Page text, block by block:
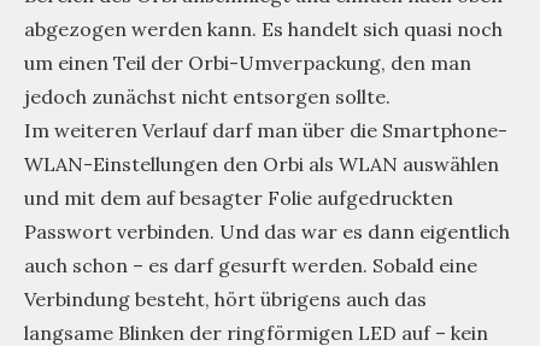
abgezogen werden kann. Es handelt sich quasi noch
um einen Teil der Orbi-Umverpackung, den man
jedoch zunächst nicht entsorgen sollte.
Im weiteren Verlauf darf man über die Smartphone-
WLAN-Einstellungen den Orbi als WLAN auswählen
und mit dem auf besagter Folie aufgedruckten
Passwort verbinden. Und das war es dann eigentlich
auch schon – es darf gesurft werden. Sobald eine
Verbindung besteht, hört übrigens auch das
langsame Blinken der ringförmigen LED auf – kein